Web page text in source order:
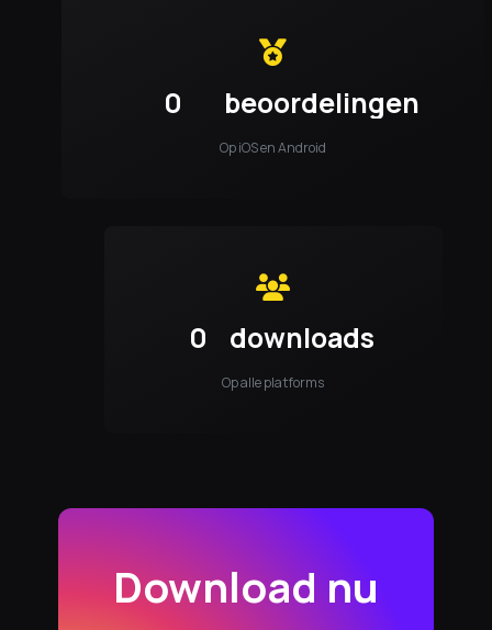
0 beoordelingen
Op iOS en Android
0 downloads
Op alle platforms
Download nu